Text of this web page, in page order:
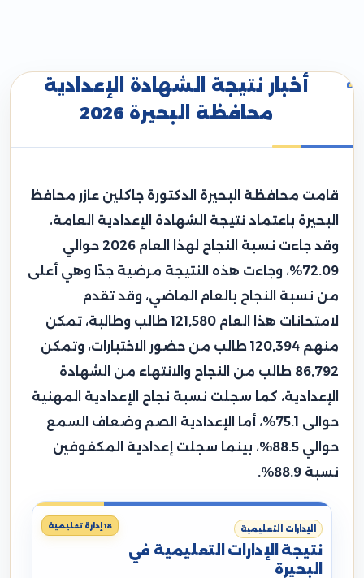
أخبار نتيجة الشهادة الإعدادية
محافظة البحيرة 2026
قامت محافظة البحيرة الدكتورة جاكلين عازر محافظ
البحيرة باعتماد نتيجة الشهادة الإعدادية العامة،
وقد جاءت نسبة النجاح لهذا العام 2026 حوالي
72.09%، وجاءت هذه النتيجة مرضية جدًا وهي أعلى
من نسبة النجاح بالعام الماضي، وقد تقدم
لامتحانات هذا العام 121,580 طالب وطالبة، تمكن
منهم 120,394 طالب من حضور الاختبارات، وتمكن
86,792 طالب من النجاح والانتهاء من الشهادة
الإعدادية، كما سجلت نسبة نجاح الإعدادية المهنية
حوالى 75.1%، أما الإعدادية الصم وضعاف السمع
حوالي 88.5%، بينما سجلت إعدادية المكفوفين
نسبة 88.9%.
الإدارات التعليمية
نتيجة الإدارات التعليمية في
البحيرة
18 إدارة تعليمية